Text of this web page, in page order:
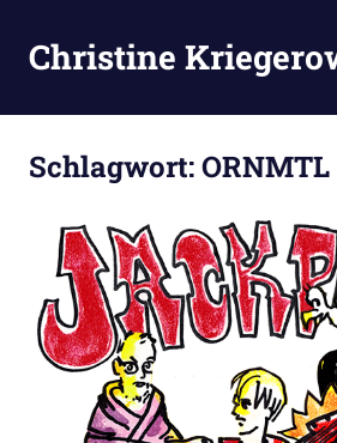
Inhalt
springen
Christine
Schlagwort:ORNMTL